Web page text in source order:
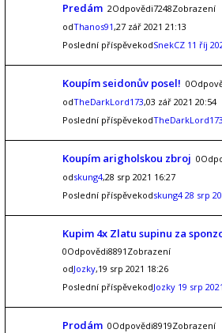
Predám 2Odpovědi7248Zobrazení
odThanos91,27 zář 2021 21:13
Poslední příspěvekodSnekCZ 11 říj
Koupím seidonův posel!
odTheDarkLord173,03 zář 2021 20:54
Poslední příspěvekodTheDarkLord173
Koupím arigholskou zbroj
odskung4,28 srp 2021 16:27
Poslední příspěvekodskung4 28 srp
Kupim 4x Zlatu supinu za
0Odpovědi8891Zobrazení
odJozky,19 srp 2021 18:26
Poslední příspěvekodJozky 19 srp
Prodám 0Odpovědi8919Zobrazení